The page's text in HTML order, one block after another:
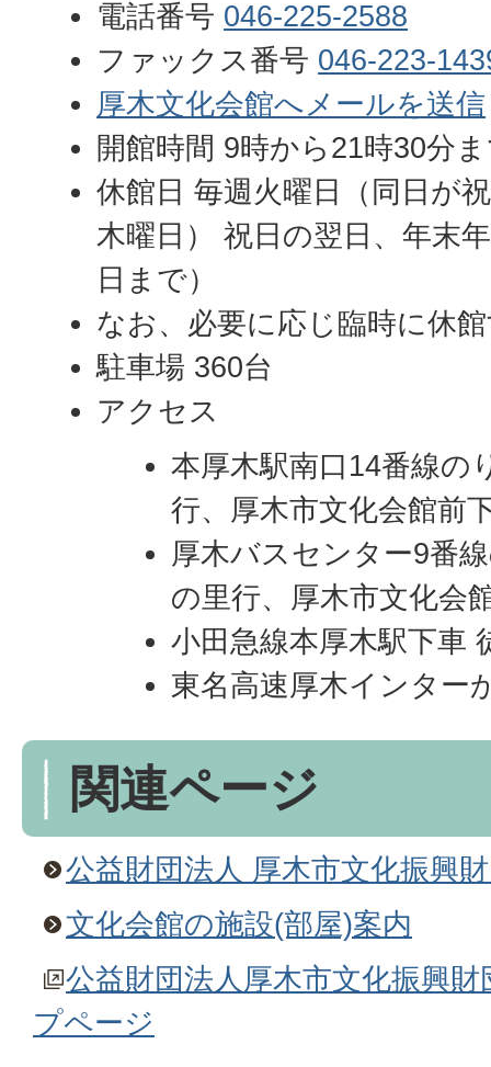
電話番号 046-225-2588
ファックス番号 046-223-
厚木文化会館へメールを送信
開館時間 9時から21時30分
休館日 毎週火曜日（同日が
木曜日） 祝日の翌日、年末
日まで）
なお、必要に応じ臨時に休
駐車場 360台
アクセス
本厚木駅南口14番線の
行、厚木市文化会館前
厚木バスセンター9番
の里行、厚木市文化会
小田急線本厚木駅下車
東名高速厚木インター
関連ページ
公益財団法人 厚木市文化振興
文化会館の施設(部屋)案内
公益財団法人厚木市文化振興
プページ